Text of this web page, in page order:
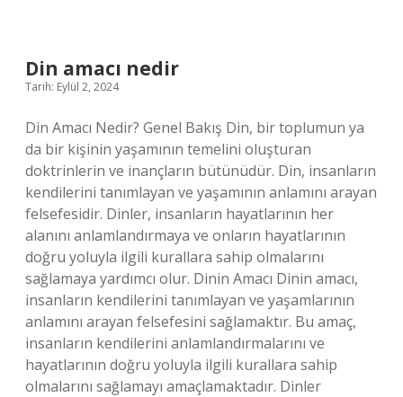
Din amacı nedir
Tarih: Eylül 2, 2024
Din Amacı Nedir? Genel Bakış Din, bir toplumun ya
da bir kişinin yaşamının temelini oluşturan
doktrinlerin ve inançların bütünüdür. Din, insanların
kendilerini tanımlayan ve yaşamının anlamını arayan
felsefesidir. Dinler, insanların hayatlarının her
alanını anlamlandırmaya ve onların hayatlarının
doğru yoluyla ilgili kurallara sahip olmalarını
sağlamaya yardımcı olur. Dinin Amacı Dinin amacı,
insanların kendilerini tanımlayan ve yaşamlarının
anlamını arayan felsefesini sağlamaktır. Bu amaç,
insanların kendilerini anlamlandırmalarını ve
hayatlarının doğru yoluyla ilgili kurallara sahip
olmalarını sağlamayı amaçlamaktadır. Dinler